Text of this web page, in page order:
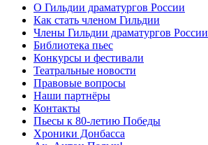
О Гильдии драматургов России
Как стать членом Гильдии
Члены Гильдии драматургов России
Библиотека пьес
Конкурсы и фестивали
Театральные новости
Правовые вопросы
Наши партнёры
Контакты
Пьесы к 80-летию Победы
Хроники Донбасса